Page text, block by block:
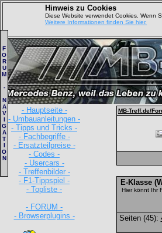
Hinweis zu Cookies
Diese Website verwendet Cookies. Wenn
Weitere Informationen finden Sie hier.
- Hauptseite -
- Umbauanleitungen -
- Tipps und Tricks -
- Fachbegriffe -
- Ersatzteilpreise -
- Codes -
- Usercars -
- Treffenbilder -
- F1-Tippspiel -
- Topliste -
- FORUM -
- Browserplugins -
F
O
R
U
M
-
N
A
V
I
G
A
T
I
O
N
MB-Treff.de/
E-Klasse
Hier könnt Ihr
Seiten (45):